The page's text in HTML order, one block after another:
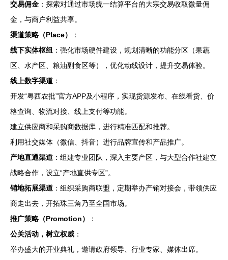
交易佣金 ：探索对通过市场统一结算平台的大宗交易收取微量佣
金，与商户利益共享。
渠道策略（Place）
：
线下实体枢纽 ：强化市场硬件建设，规划清晰的功能分区（果蔬
区、水产区、粮油副食区等），优化动线设计，提升交易体验。
线上数字渠道 ：
开发“粤西农批”官方APP及小程序，实现货源发布、在线看货、价
格查询、物流对接、线上支付等功能。
建立供应商和采购商数据库，进行精准匹配和推荐。
利用社交媒体（微信、抖音）进行品牌宣传和产品推广。
产地直通渠道 ：组建专业团队，深入主要产区，与大型合作社建立
战略合作，设立“产地直供专区”。
销地拓展渠道 ：组织采购商联盟，定期举办产销对接会，带领供应
商走出去，开拓珠三角乃至全国市场。
推广策略（Promotion）
：
公关活动，树立权威 ：
举办盛大的开业典礼，邀请政府领导、行业专家、媒体出席。